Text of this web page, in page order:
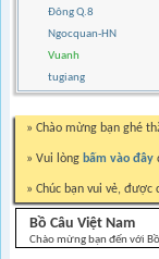
Đông Q.8
Ngocquan-HN
Vuanh
tugiang
» Chào mừng bạn ghé
» Vui lòng bấm vào đây
» Chúc bạn vui vẻ,
Bồ Câu Việt Nam
Chào mừng bạn đến với